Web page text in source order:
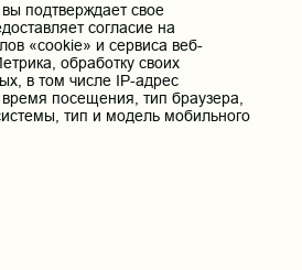
подтверждает свое
согласие на
«cookie» и сервиса веб-
обработку своих
в том числе IP-адрес
посещения, тип браузера,
тип и модель мобильного